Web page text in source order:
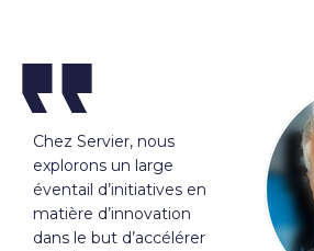
Chez Servier, nous
explorons un large
éventail d’initiatives en
matière d’innovation
dans le but d’accélérer